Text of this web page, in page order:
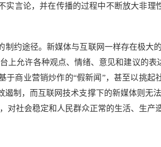
实言论，并在传播的过程中不断放大非
途径。新媒体与互联网一样存在极大
上允许各种观点、情绪、意见和建议的
商业营销炒作的“假新闻”，甚至以挑
制，而互联网技术支撑下的新媒体则无
社会稳定和人民群众正常的生活、生产